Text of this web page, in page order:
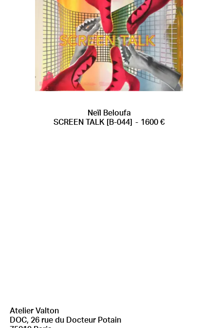
AJOUTER AU PANIER
Neïl Beloufa
SCREEN TALK [B-044]
1600 €
Atelier Valton
DOC, 26 rue du Docteur Potain